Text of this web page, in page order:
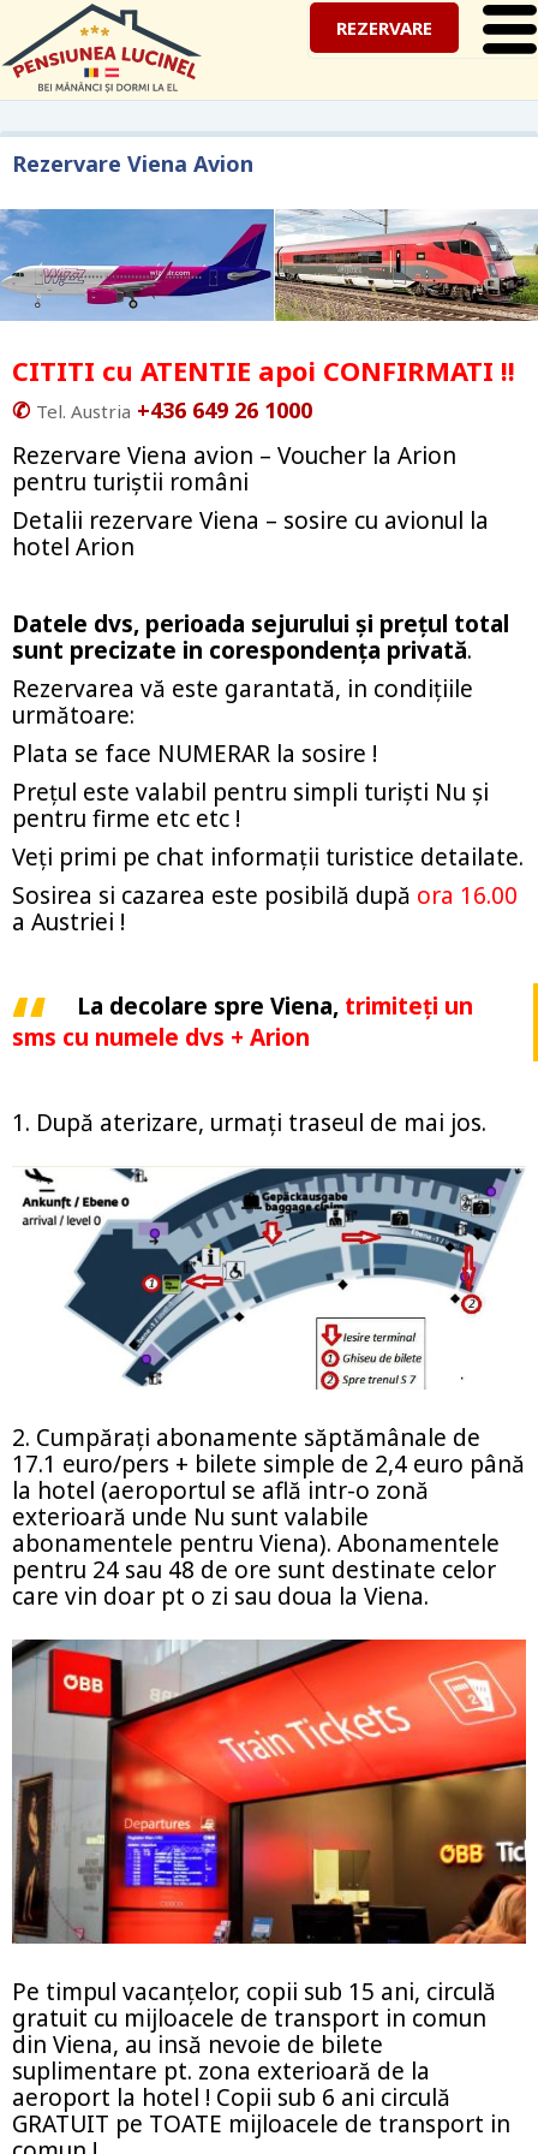
REZERVARE
Rezervare Viena Avion
CITITI cu ATENTIE apoi CONFIRMATI !!
✆ Tel. Austria +436 649 26 1000
Rezervare Viena avion – Voucher la Arion
pentru turiştii români
Detalii rezervare Viena – sosire cu avionul la
hotel Arion
Datele dvs, perioada sejurului şi preţul total
sunt precizate in corespondenţa privată.
Rezervarea vă este garantată, in condiţiile
următoare:
Plata se face NUMERAR la sosire !
Preţul este valabil pentru simpli turişti Nu şi
pentru firme etc etc !
Veţi primi pe chat informaţii turistice detailate.
Sosirea si cazarea este posibilă după ora 16.00
a Austriei !
La decolare spre Viena, trimiteţi un
sms cu numele dvs + Arion
1. După aterizare, urmaţi traseul de mai jos.
2. Cumpăraţi abonamente săptămânale de
17.1 euro/pers + bilete simple de 2,4 euro până
la hotel (aeroportul se află intr-o zonă
exterioară unde Nu sunt valabile
abonamentele pentru Viena). Abonamentele
pentru 24 sau 48 de ore sunt destinate celor
care vin doar pt o zi sau doua la Viena.
Pe timpul vacanţelor, copii sub 15 ani, circulă
gratuit cu mijloacele de transport in comun
din Viena, au insă nevoie de bilete
suplimentare pt. zona exterioară de la
aeroport la hotel ! Copii sub 6 ani circulă
GRATUIT pe TOATE mijloacele de transport in